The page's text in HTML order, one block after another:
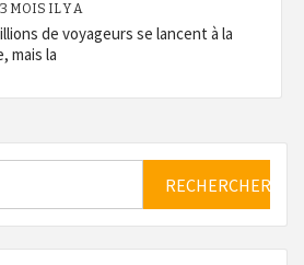
3 MOIS IL Y A
de voyageurs se lancent à la
mais la